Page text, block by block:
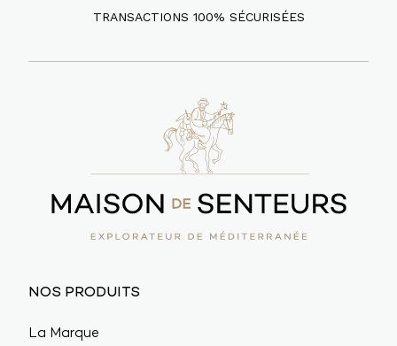
TRANSACTIONS 100% SÉCURISÉES
NOS PRODUITS
La Marque